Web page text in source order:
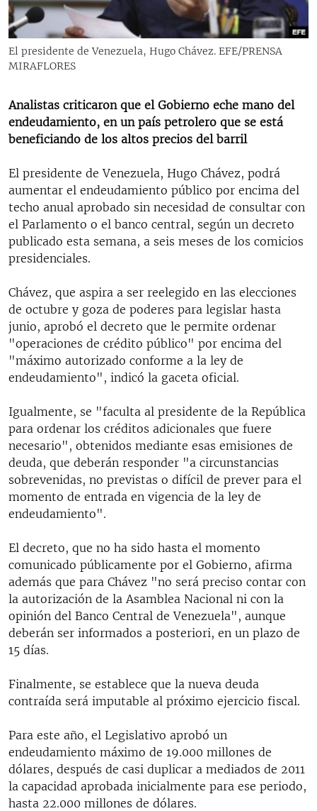
RADIO MARTÍ
ESPECIALES
ESPECIALES
SER VIEJO EN CUBA
KENTU-CUBANO
DESINFORMACIÓN RUSA EN AMÉRICA LATINA
LA INVASIÓN DE RUSIA A UCRANIA
MULTIMEDIA
SÍGUENOS
El presidente de Venezuela, Hugo Chávez. EFE/PRENSA
MIRAFLORES
Analistas criticaron que el Gobierno eche mano del
endeudamiento, en un país petrolero que se está
beneficiando de los altos precios del barril
El presidente de Venezuela, Hugo Chávez, podrá
aumentar el endeudamiento público por encima del
techo anual aprobado sin necesidad de consultar con
el Parlamento o el banco central, según un decreto
publicado esta semana, a seis meses de los comicios
presidenciales.
Chávez, que aspira a ser reelegido en las elecciones
de octubre y goza de poderes para legislar hasta
junio, aprobó el decreto que le permite ordenar
"operaciones de crédito público" por encima del
"máximo autorizado conforme a la ley de
endeudamiento", indicó la gaceta oficial.
Igualmente, se "faculta al presidente de la República
para ordenar los créditos adicionales que fuere
necesario", obtenidos mediante esas emisiones de
deuda, que deberán responder "a circunstancias
sobrevenidas, no previstas o difícil de prever para el
momento de entrada en vigencia de la ley de
endeudamiento".
El decreto, que no ha sido hasta el momento
comunicado públicamente por el Gobierno, afirma
además que para Chávez "no será preciso contar con
la autorización de la Asamblea Nacional ni con la
opinión del Banco Central de Venezuela", aunque
deberán ser informados a posteriori, en un plazo de
15 días.
Finalmente, se establece que la nueva deuda
contraída será imputable al próximo ejercicio fiscal.
Para este año, el Legislativo aprobó un
endeudamiento máximo de 19.000 millones de
dólares, después de casi duplicar a mediados de 2011
la capacidad aprobada inicialmente para ese periodo,
hasta 22.000 millones de dólares.